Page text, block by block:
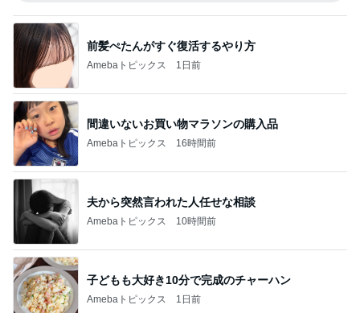
前髪ぺたんがすぐ復活するやり方
Amebaトピックス 1日前
間違いないお買い物マラソンの購入品
Amebaトピックス 16時間前
夫から突然言われた人任せな相談
Amebaトピックス 10時間前
子どもも大好き10分で完成のチャーハン
Amebaトピックス 1日前